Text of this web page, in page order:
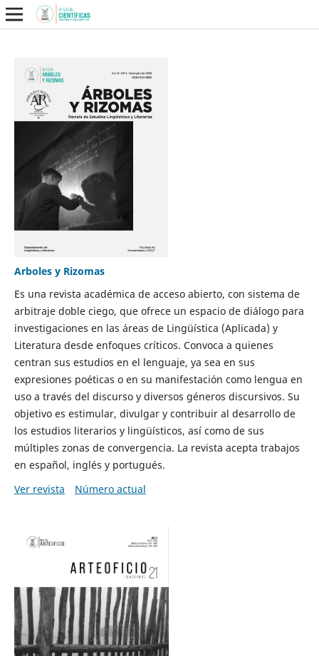
Arboles y Rizomas
Es una revista académica de acceso abierto, con sistema de
arbitraje doble ciego, que ofrece un espacio de diálogo para
investigaciones en las áreas de Lingüística (Aplicada) y
Literatura desde enfoques críticos. Convoca a quienes
centran sus estudios en el lenguaje, ya sea en sus
expresiones poéticas o en su manifestación como lengua en
uso a través del discurso y diversos géneros discursivos. Su
objetivo es estimular, divulgar y contribuir al desarrollo de
los estudios literarios y lingüísticos, así como de sus
múltiples zonas de convergencia. La revista acepta trabajos
en español, inglés y portugués.
Ver revista
Número actual